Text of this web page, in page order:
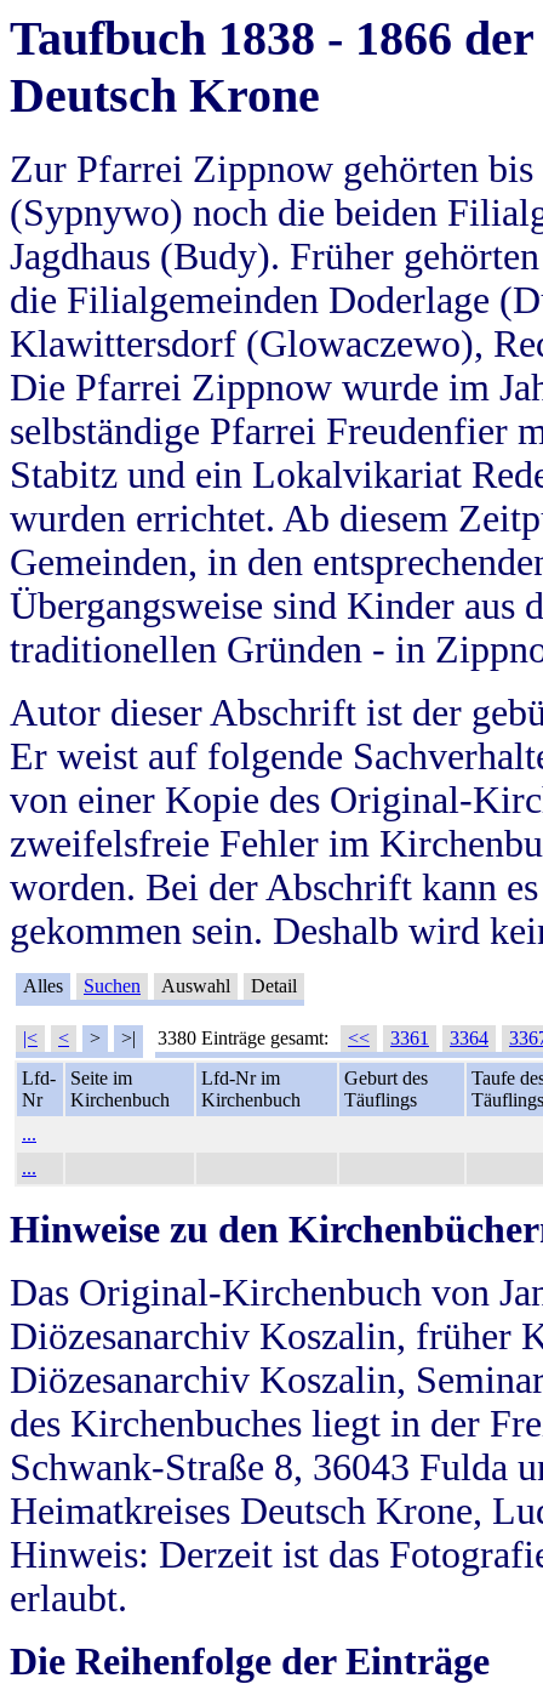
Taufbuch 1838 - 1866
Deutsch Krone
Zur Pfarrei Zippnow gehörten
(Sypnywo) noch die beiden
Jagdhaus (Budy). Früher
die Filialgemeinden Doderlage
Klawittersdorf (Glowaczewo),
Die Pfarrei Zippnow wurde im
selbständige Pfarrei Freudenfier
Stabitz und ein Lokalvikariat
wurden errichtet. Ab diesem
Gemeinden, in den
Übergangsweise sind Kinder aus
traditionellen Gründen - in
Autor dieser Abschrift ist der
Er weist auf folgende
von einer Kopie des Original-
zweifelsfreie Fehler im
worden. Bei der Abschrift kann
gekommen sein. Deshalb wird
Alles Suchen Auswahl Detail
|< < > >| 3380 Einträge gesamt: << 3361 3364
Lfd-
Nr
Seite im
Kirchenbuch
Lfd-Nr im
Kirchenbuch
Geburt des
Täuflings
Taufe
Täuflings
...
...
Hinweise zu den
Das Original-Kirchenbuch von
Diözesanarchiv Koszalin, früher
Diözesanarchiv Koszalin,
des Kirchenbuches liegt in der
Schwank-Straße 8, 36043 Fulda
Heimatkreises Deutsch Krone,
Hinweis: Derzeit ist das
erlaubt.
Die Reihenfolge der Einträge